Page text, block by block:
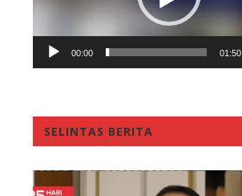
00:00 01:50
SELINTAS BERITA